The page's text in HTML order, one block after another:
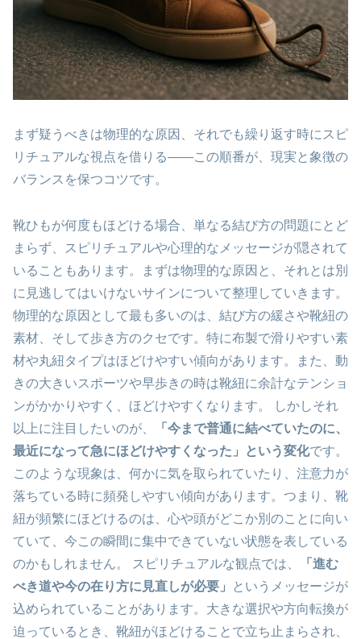
まず疑うべきは物理的な原因、それでも繰り返す時にスピ
リチュアルな視点を借りる——この順番が、現実と象徴の
バランスを保つコツです。
靴ひもが何度もほどける場合、単なる結び方の問題にとど
まらず、スピリチュアルや心理的なメッセージが隠されて
いることもあります。まずは物理的な原因と、それとは別
に見逃してはいけないサインについて整理していきます。
物理的な原因として最も多いのは、結び方の緩さや靴紐の
素材、そして歩き方のクセです。特に布製で滑りやすい素
材や丸紐タイプはほどけやすい傾向があります。また、動
きの大きいスポーツや早歩きの時は靴紐に余計なテンショ
ンがかかりやすく、ほどけやすくなります。 しかしそれ
以上に注目したいのが、
「今まで普通に結べていたのに、
最近になって急にほどけやすくなった」という変化です。
このような現象は、何かに気を取られていたり、注意力が
落ちている時に頻発しやすい傾向があります。つまり、靴
紐が頻繁にほどけるのは、心や頭がどこか別のことに向い
ていて、今この瞬間に集中できていない状態を表している
のかもしれません。 スピリチュアルな観点では、
「進む
べき道や今の在り方に見直しが必要」
というメッセージが
込められていることがあります。大きな選択や方向転換が
迫っているとき、靴紐がほどけることで立ち止まらされ、